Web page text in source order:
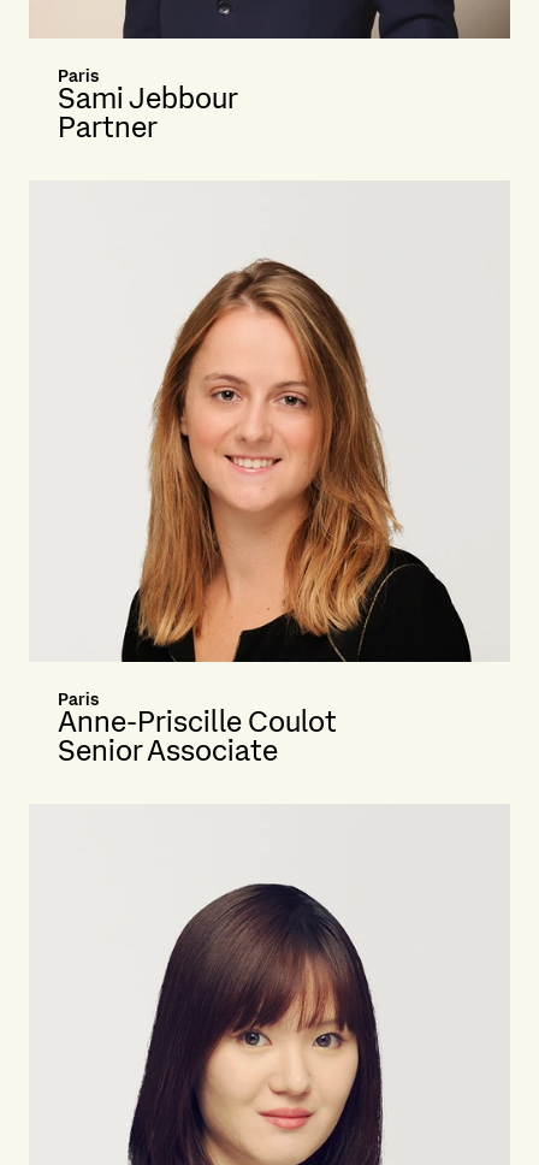
Paris
Sami Jebbour
Partner
Paris
Anne-Priscille Coulot
Senior Associate